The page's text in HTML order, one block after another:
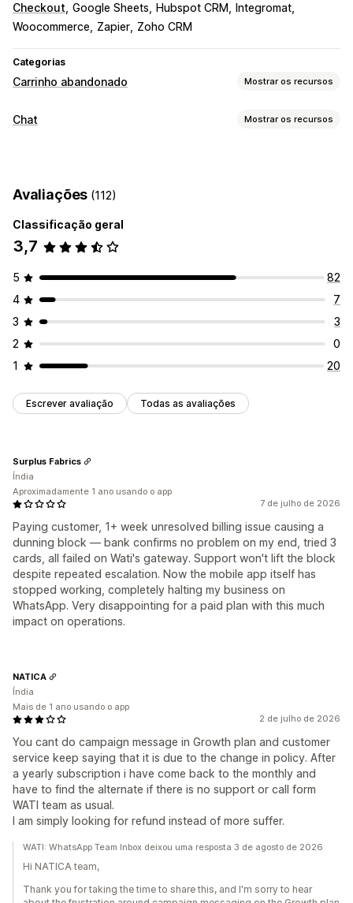
Checkout Google Sheets Hubspot CRM
Integromat
Woocommerce
Zapier Zoho CRM
Categorias
Carrinho abandonado Mostrar os recursos
Recuperação de carrinho
Criador de pop-ups
Widgets personalizáveis
Chat Mostrar os recursos
Tradução em tempo real
Respostas automatizadas
Recuperação de carrinho
Atualizações de pedidos
Personalização
Emojis e adesivos
Atribuição de chat
Flows de chat
Avaliações (112)
Classificação geral
3,7
5
82
4
7
3
3
2
0
1
20
Escrever avaliação Todas as avaliações
7 de julho de 2026
Paying customer, 1+ week unresolved billing issue causing a
dunning block — bank confirms no problem on my end, tried 3
cards, all failed on Wati's gateway. Support won't lift the block
despite repeated escalation. Now the mobile app itself has
stopped working, completely halting my business on
WhatsApp. Very disappointing for a paid plan with this much
impact on operations.
Surplus Fabrics
Índia
Aproximadamente 1 ano usando o app
2 de julho de 2026
You cant do campaign message in Growth plan and customer
service keep saying that it is due to the change in policy. After
a yearly subscription i have come back to the monthly and
have to find the alternate if there is no support or call form
WATI team as usual.
I am simply looking for refund instead of more suffer.
NATICA
Índia
Mais de 1 ano usando o app
WATI: WhatsApp Team Inbox deixou uma resposta 3 de agosto de 2026
Hi NATICA team,
Thank you for taking the time to share this, and I'm sorry to hear